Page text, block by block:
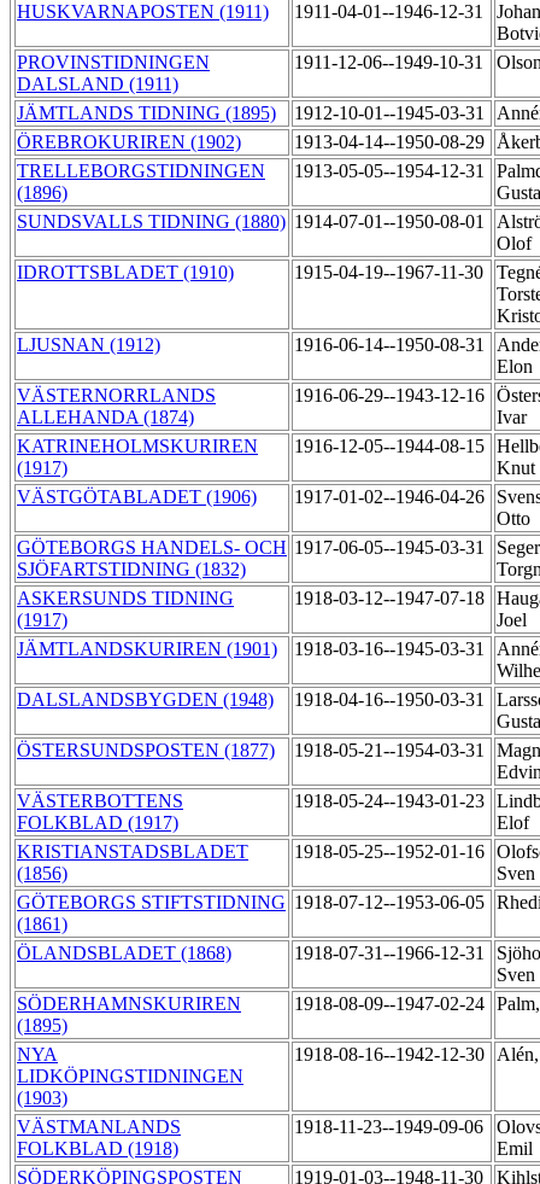
HUSKVARNAPOSTEN (1911)
1911-04-01--1946-12-31
PROVINSTIDNINGEN
DALSLAND (1911)
1911-12-06--1949-10-31
JÄMTLANDS TIDNING (1895) 1912-10-01--1945-03-31
ÖREBROKURIREN (1902)
1913-04-14--1950-08-29
TRELLEBORGSTIDNINGEN
(1896)
1913-05-05--1954-12-31
SUNDSVALLS TIDNING (1880) 1914-07-01--1950-08-01
Olof
IDROTTSBLADET (1910)
1915-04-19--1967-11-30
LJUSNAN (1912)
1916-06-14--1950-08-31
Elon
VÄSTERNORRLANDS
ALLEHANDA (1874)
1916-06-29--1943-12-16
Ivar
KATRINEHOLMSKURIREN
(1917)
1916-12-05--1944-08-15
Knut
VÄSTGÖTABLADET (1906)
1917-01-02--1946-04-26
Otto
GÖTEBORGS HANDELS- OCH
SJÖFARTSTIDNING (1832)
1917-06-05--1945-03-31
ASKERSUNDS TIDNING
(1917)
1918-03-12--1947-07-18
Joel
JÄMTLANDSKURIREN (1901)
1918-03-16--1945-03-31
DALSLANDSBYGDEN (1948)
1918-04-16--1950-03-31
ÖSTERSUNDSPOSTEN (1877)
1918-05-21--1954-03-31
VÄSTERBOTTENS
FOLKBLAD (1917)
1918-05-24--1943-01-23
Elof
KRISTIANSTADSBLADET
(1856)
1918-05-25--1952-01-16
Sven
GÖTEBORGS STIFTSTIDNING
(1861)
1918-07-12--1953-06-05
ÖLANDSBLADET (1868) 1918-07-31--1966-12-31
SÖDERHAMNSKURIREN
(1895)
1918-08-09--1947-02-24
NYA
LIDKÖPINGSTIDNINGEN
(1903)
1918-08-16--1942-12-30
VÄSTMANLANDS
FOLKBLAD (1918)
1918-11-23--1949-09-06
Emil
SÖDERKÖPINGSPOSTEN
1919-01-03--1948-11-30